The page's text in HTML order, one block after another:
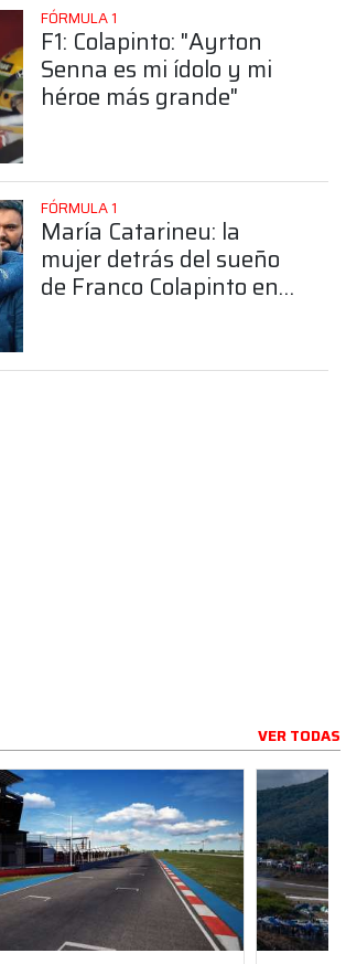
FÓRMULA 1
F1: Colapinto: "Ayrton
Senna es mi ídolo y mi
héroe más grande"
FÓRMULA 1
María Catarineu: la
mujer detrás del sueño
de Franco Colapinto en
VER TODAS